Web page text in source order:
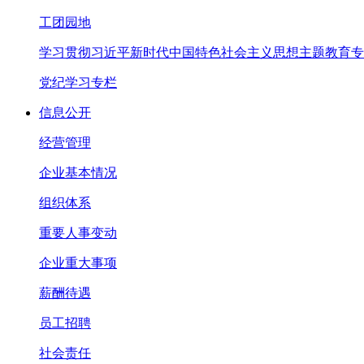
工团园地
学习贯彻习近平新时代中国特色社会主义思想主题教育
党纪学习专栏
信息公开
经营管理
企业基本情况
组织体系
重要人事变动
企业重大事项
薪酬待遇
员工招聘
社会责任